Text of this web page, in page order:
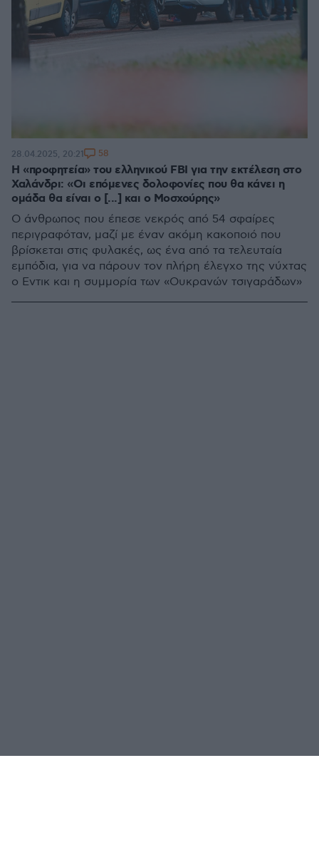
Η «προφητεία» του ελληνικού FBI για την εκτέλεση στο
Χαλάνδρι: «Οι επόμενες δολοφονίες που θα κάνει η
ομάδα θα είναι ο [...] και ο Μοσχούρης»
Ο άνθρωπος που έπεσε νεκρός από 54 σφαίρες
περιγραφόταν, μαζί με έναν ακόμη κακοποιό που
βρίσκεται στις φυλακές, ως ένα από τα τελευταία
εμπόδια, για να πάρουν τον πλήρη έλεγχο της νύχτας
ο Εντικ και η συμμορία των «Ουκρανών τσιγαράδων»
28.04.2025, 20:21 58